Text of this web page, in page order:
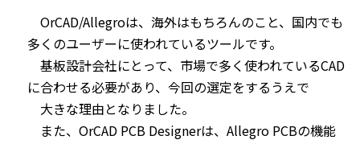
OrCAD/Allegroは、海外はもちろんのこと、国内でも
多くのユーザーに使われているツールです。
基板設計会社にとって、市場で多く使われているCAD
に合わせる必要があり、今回の選定をするうえで
大きな理由となりました。
また、OrCAD PCB Designerは、Allegro PCBの機能